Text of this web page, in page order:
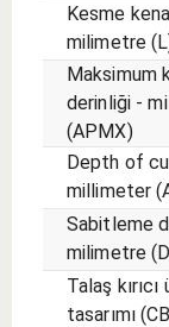
Kesme
milimetre
Maksimum
derinliği -
(APMX)
Depth of
millimeter
Sabitleme
milimetre
Talaş
tasarımı